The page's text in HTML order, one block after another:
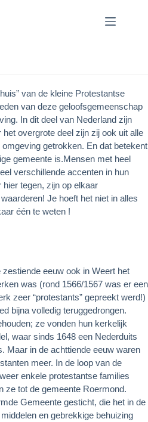
van de kleine Protestantse
van deze geloofsgemeenschap
In dit deel van Nederland zijn
overgrote deel zijn zij ook uit alle
getrokken. En dat betekent
gemeente is.Mensen met heel
verschillende accenten in hun
tegen, zijn op elkaar
Je hoeft het niet in alles
één te weten !
eeuw ook in Weert het
was (rond 1566/1567 was er een
zeer “protestants” gepreekt werd!)
bijna volledig teruggedrongen.
ze vonden hun kerkelijk
waar sinds 1648 een Nederduits
Maar in de achttiende eeuw waren
meer. In de loop van de
enkele protestantse families
ze tot de gemeente Roermond.
Gemeente gesticht, die het in de
en gebrekkige behuizing